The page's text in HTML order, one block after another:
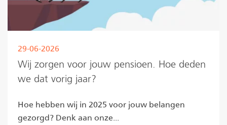
Wij zorgen voor jouw pensioen. Hoe deden
we dat vorig jaar?
29-06-2026
Hoe hebben wij in 2025 voor jouw belangen
gezorgd? Denk aan onze...